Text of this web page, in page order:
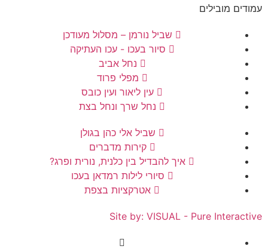
עמודים מובילים
שביל נורמן – מסלול מעודכן
סיור בעכו - עכו העתיקה
נחל אביב
מפלי פרוד
עין ליאור ועין כובס
נחל שרך ונחל בצת
שביל אלי כהן בגולן
קירות מדברים
איך להבדיל בין כלנית, נורית ופרג?
סיורי לילות רמדאן בעכו
אטרקציות בצפת
Site by: VISUAL - Pure Interactive